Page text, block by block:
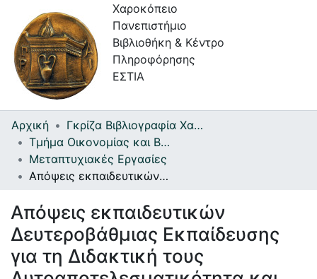
Χαροκόπειο
Πανεπιστήμιο
Βιβλιοθήκη & Κέντρο
Πληροφόρησης
ΕΣΤΙΑ
Συλλογές
Πλοήγηση στην Εστία
Πληροφορίες
Επικοινωνία
Αρχική
Γκρίζα Βιβλιογραφία Χαροκοπείου Πανεπιστημίου
Τμήμα Οικονομίας και Βιώσιμης Ανάπτυξης
Μεταπτυχιακές Εργασίες
Απόψεις εκπαιδευτικών Δευτεροβάθμιας Εκπαίδευσης για τη Διδακτική τους Αυτοαποτελεσματικότητα και την Ψυχική τους Ανθεκτικότητα μετά την επιστροφή στη δια ζώσης διδασκαλία
Απόψεις εκπαιδευτικών
Δευτεροβάθμιας Εκπαίδευσης
για τη Διδακτική τους